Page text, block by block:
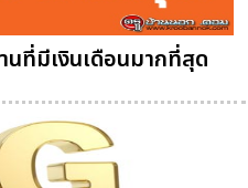
ที่มีเงินเดือนมากที่สุด